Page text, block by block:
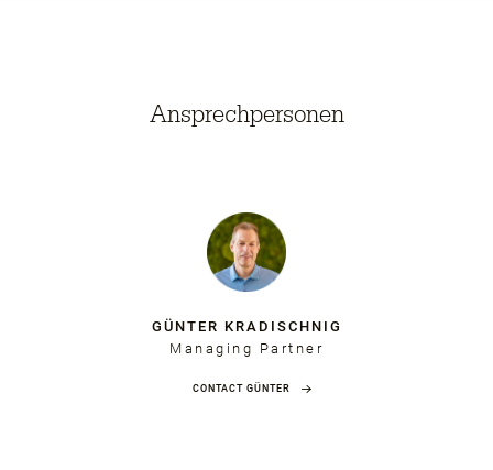
Ansprechpersonen
GÜNTER KRADISCHNIG
Managing Partner
CONTACT GÜNTER